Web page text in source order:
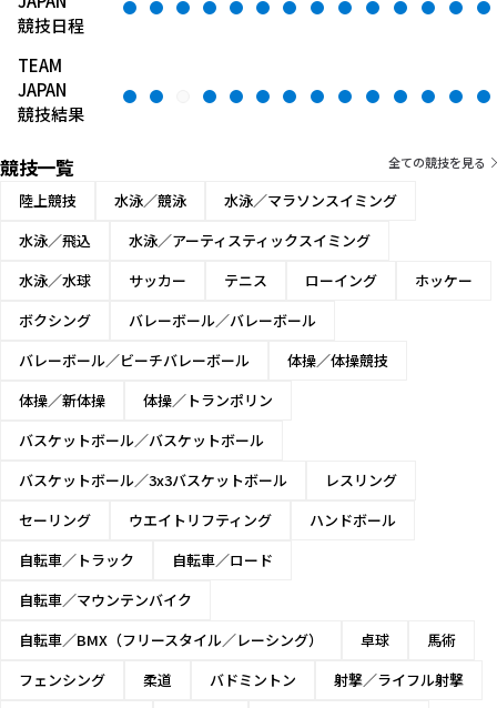
競技日程
TEAM
JAPAN
競技結果
競技一覧 全ての競技を見る
陸上競技 水泳／競泳
水泳／マラソンスイミング
水泳／飛込
水泳／アーティスティックスイミング
水泳／水球
サッカー テニス ローイング
ホッケー
ボクシング
バレーボール／バレーボール
バレーボール／ビーチバレーボール
体操／体操競技
体操／新体操
体操／トランポリン
バスケットボール／バスケットボール
バスケットボール／3x3バスケットボール
レスリング
セーリング
ウエイトリフティング
ハンドボール
自転車／トラック
自転車／ロード
自転車／マウンテンバイク
自転車／BMX（フリースタイル／レーシング）
卓球
馬術
フェンシング
柔道 バドミントン
射撃／ライフル射撃